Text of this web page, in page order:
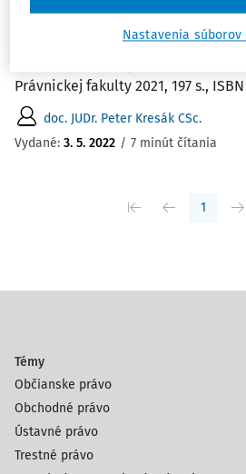
(kvantitatívne
hodnotiace poznámky).
Právnickej fakulty 2021, 197 s.,
doc. JUDr. Peter Kresák CSc.
Vydané: 3. 5. 2022 / 7 minút čítania
1
Témy
Občianske právo
Obchodné právo
Ústavné právo
Trestné právo
Nastavenia súborov